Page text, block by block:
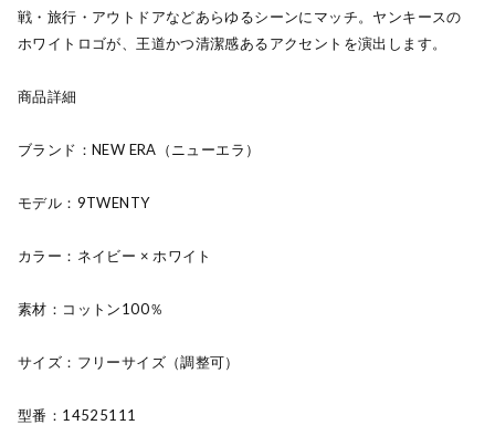
戦・旅行・アウトドアなどあらゆるシーンにマッチ。ヤンキースの
ホワイトロゴが、王道かつ清潔感あるアクセントを演出します。
商品詳細
ブランド：NEW ERA（ニューエラ）
モデル：9TWENTY
カラー：ネイビー × ホワイト
素材：コットン100％
サイズ：フリーサイズ（調整可）
型番：14525111